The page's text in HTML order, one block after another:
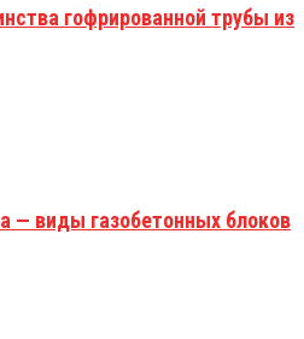
гофрированной трубы из
— виды газобетонных блоков